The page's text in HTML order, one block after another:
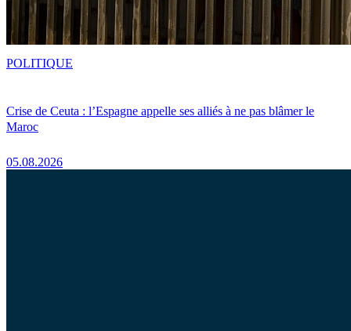
Crise de Ceuta : l’Espagne appelle ses alliés à ne pas blâmer le
Maroc
05.08.2026
POLITIQUE